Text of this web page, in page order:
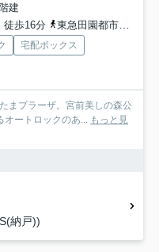
建
徒歩16分
東急田園都市線「鷺沼」駅 徒歩15分
宅配ボックス
まプラーザ。宮前美しの森公
オートロックのあ... もっと見
納戸))